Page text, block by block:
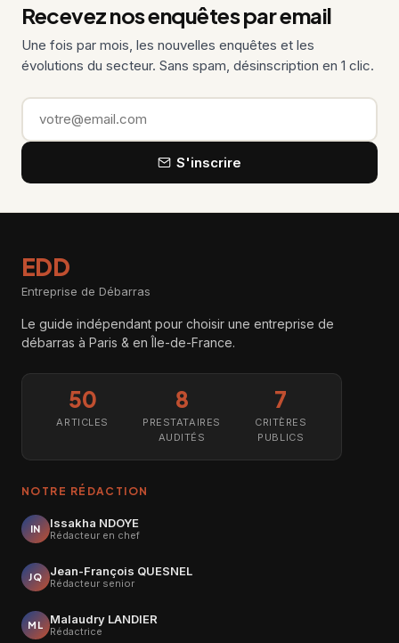
Recevez nos enquêtes par email
Une fois par mois, les nouvelles enquêtes et les
évolutions du secteur. Sans spam, désinscription en 1 clic.
Email
S'inscrire
EDD
Entreprise de Débarras
Le guide indépendant pour choisir une entreprise de
débarras à Paris & en Île-de-France.
50
ARTICLES
8
PRESTATAIRES
AUDITÉS
7
CRITÈRES
PUBLICS
NOTRE RÉDACTION
IN Issakha NDOYE
Rédacteur en chef
JQ Jean-François QUESNEL
Rédacteur senior
ML Malaudry LANDIER
Rédactrice